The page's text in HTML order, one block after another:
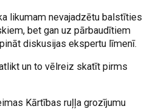
likumam nevajadzētu balstīties
bet gan uz pārbaudītiem
diskusijas ekspertu līmenī.
un to vēlreiz skatīt pirms
Kārtības ruļļa grozījumu